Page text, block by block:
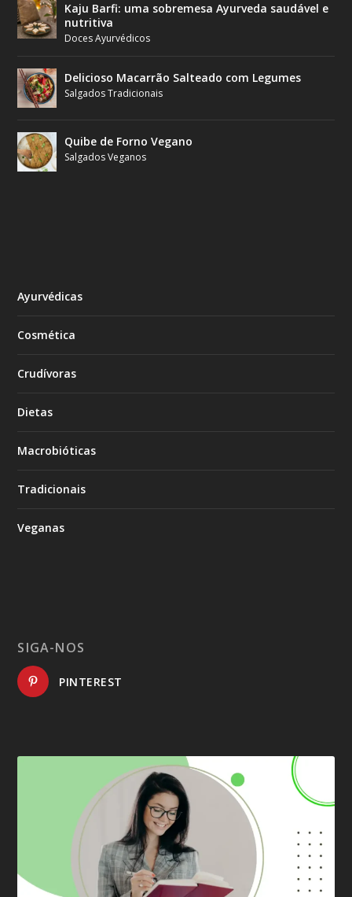
Kaju Barfi: uma sobremesa Ayurveda saudável e
nutritiva
Doces Ayurvédicos
Delicioso Macarrão Salteado com Legumes
Salgados Tradicionais
Quibe de Forno Vegano
Salgados Veganos
Ayurvédicas
Cosmética
Crudívoras
Dietas
Macrobióticas
Tradicionais
Veganas
SIGA-NOS
PINTEREST